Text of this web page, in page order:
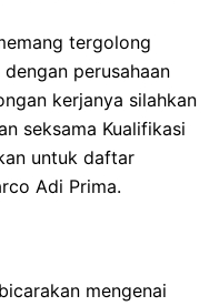
tergolong
perusahaan
kerjanya silahkan
seksama Kualifikasi
untuk daftar
Adi Prima.
mengenai